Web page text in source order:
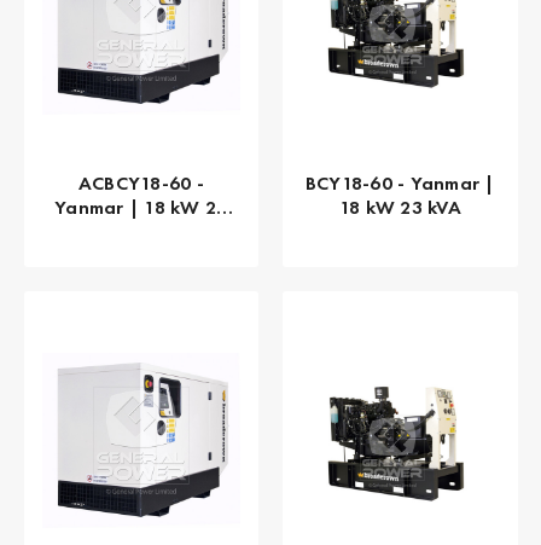
ACBCY18-60 -
Yanmar | 18 kW 23
BCY18-60 - Yanmar |
18 kW 23 kVA